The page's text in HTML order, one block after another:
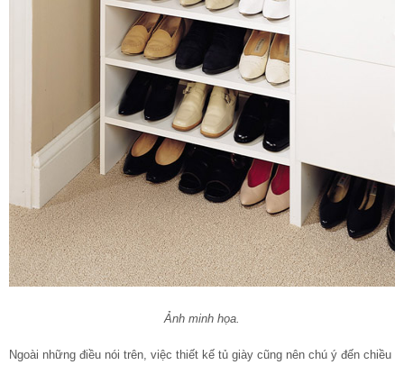
Ảnh minh họa.
Ngoài những điều nói trên, việc thiết kế tủ giày cũng nên chú ý đến chiều